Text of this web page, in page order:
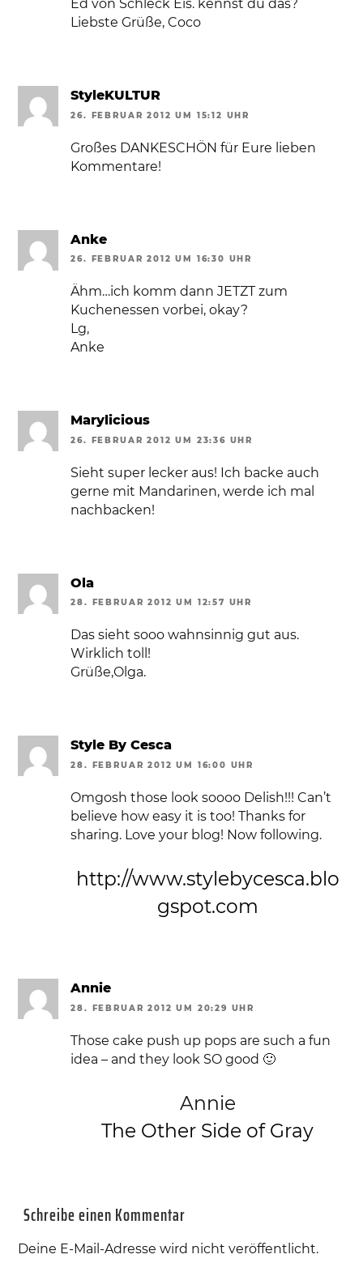
Ed von Schleck Eis. kennst du das?
Liebste Grüße, Coco
StyleKULTUR
26. FEBRUAR 2012 UM 15:12 UHR
Großes DANKESCHÖN für Eure lieben
Kommentare!
Anke
26. FEBRUAR 2012 UM 16:30 UHR
Ähm…ich komm dann JETZT zum
Kuchenessen vorbei, okay?
Lg,
Anke
Marylicious
26. FEBRUAR 2012 UM 23:36 UHR
Sieht super lecker aus! Ich backe auch
gerne mit Mandarinen, werde ich mal
nachbacken!
Ola
28. FEBRUAR 2012 UM 12:57 UHR
Das sieht sooo wahnsinnig gut aus.
Wirklich toll!
Grüße,Olga.
Style By Cesca
28. FEBRUAR 2012 UM 16:00 UHR
Omgosh those look soooo Delish!!! Can’t
believe how easy it is too! Thanks for
sharing. Love your blog! Now following.
http://www.stylebycesca.blo
gspot.com
Annie
28. FEBRUAR 2012 UM 20:29 UHR
Those cake push up pops are such a fun
idea – and they look SO good 🙂
Annie
The Other Side of Gray
Schreibe einen Kommentar
Deine E-Mail-Adresse wird nicht veröffentlicht.